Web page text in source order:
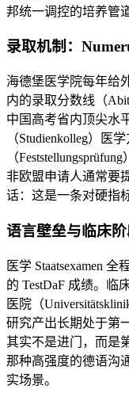
邦统一调控的培养管
录取机制：
海德堡医学院每年给
内的录取分数线（
中国高考省内顶尖水
（Studienkolleg）医
（
非欧盟申请人通常要
话：这是一条对硬指
语言壁垒与临床
医学 Staatsexamen
的 TestDaF 成绩。临
医院（
研究产出长期处于第
其实不是进门，而是
那种高强度的德语沟
实场景。